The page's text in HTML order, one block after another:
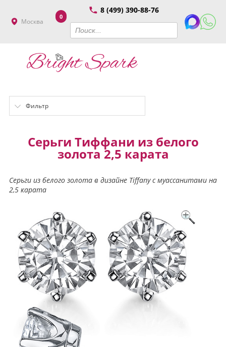
Москва
8 (499) 390-88-76
0
Фильтр
Серьги Тиффани из белого
золота 2,5 карата
Серьги из белого золота в дизайне Tiffany с муассанитами на
2,5 карата